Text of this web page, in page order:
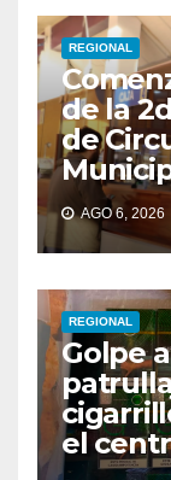
REGIONAL
de la
de
AGO 6, 2026
REGIONAL
Golpe
el